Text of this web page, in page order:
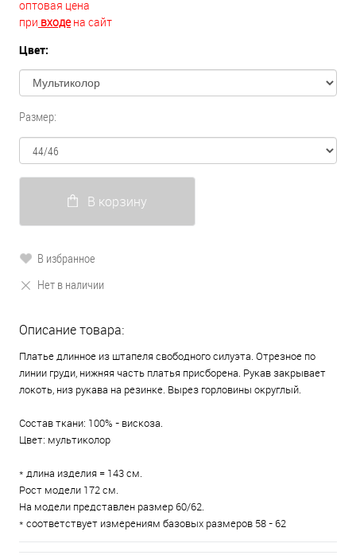
оптовая цена
при входена сайт
Цвет:
Размер:
В корзину
В избранное
Нет в наличии
Описание товара:
Платье длинное из штапеля свободного силуэта. Отрезное по
линии груди, нижняя часть платья присборена. Рукав закрывает
локоть, низ рукава на резинке. Вырез горловины округлый.
Состав ткани: 100% - вискоза.
Цвет: мультиколор
* длина изделия = 143 см.
Рост модели 172 см.
На модели представлен размер 60/62.
* соответствует измерениям базовых размеров 58 - 62